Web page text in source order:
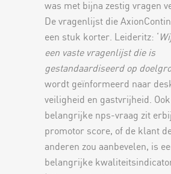
was met bijna zestig vragen
De vragenlijst die
een stuk korter. Leideritz: ‘
een vaste vragenlijst die is
gestandaardiseerd op
wordt geïnformeerd naar
veiligheid en gastvrijheid.
belangrijke nps-vraag zit
promotor score, of de klant
anderen zou aanbevelen, is
belangrijke